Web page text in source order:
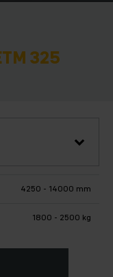
325
4250 - 14000 mm
1800 - 2500 kg